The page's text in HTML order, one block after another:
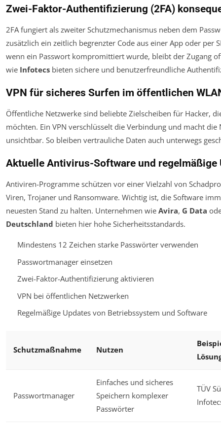
Zwei-Faktor-Authentifizierung (2FA)
2FA fungiert als zweiter Schutzmechanismus neben dem
zusätzlich ein zeitlich begrenzter Code aus einer App oder per
wenn ein Passwort kompromittiert wurde, bleibt der Zugang
wie Infotecs bieten sichere und benutzerfreundliche
VPN für sicheres Surfen im öffentlichen
Öffentliche Netzwerke sind beliebte Zielscheiben für Hacker,
möchten. Ein VPN verschlüsselt die Verbindung und macht die
unsichtbar. So bleiben vertrauliche Daten auch unterwegs
Aktuelle Antivirus-Software und regelmäßige
Antiviren-Programme schützen vor einer Vielzahl von
Viren, Trojaner und Ransomware. Wichtig ist, die Software
neuesten Stand zu halten. Unternehmen wie Avira, G Data
Deutschland bieten hier hohe Sicherheitsstandards.
Mindestens 12 Zeichen starke Passwörter verwenden
Passwortmanager einsetzen
Zwei-Faktor-Authentifizierung aktivieren
VPN bei öffentlichen Netzwerken
Regelmäßige Updates von Betriebssystem und Software
Schutzmaßnahme Nutzen
Passwortmanager
Einfaches und sicheres
Speichern komplexer
Passwörter
TÜV